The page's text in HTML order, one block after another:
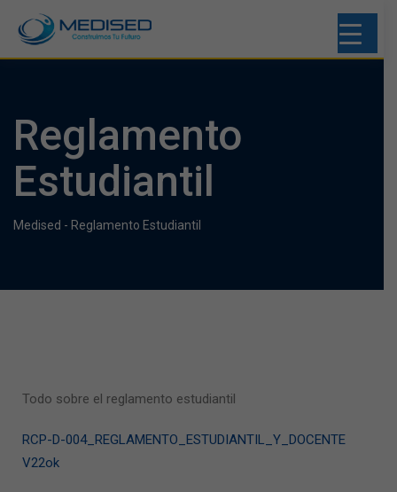
Reglamento
Estudiantil
Medised - Reglamento Estudiantil
Todo sobre el reglamento estudiantil
RCP-D-004_REGLAMENTO_ESTUDIANTIL_Y_DOCENTE
V22ok